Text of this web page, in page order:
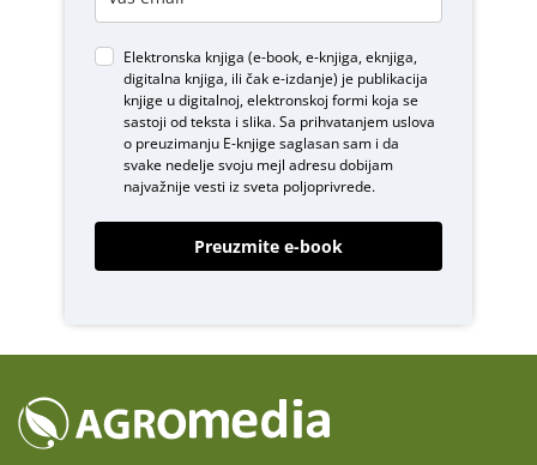
Elektronska knjiga (e-book, e-knjiga, eknjiga,
digitalna knjiga, ili čak e-izdanje) je publikacija
knjige u digitalnoj, elektronskoj formi koja se
sastoji od teksta i slika. Sa prihvatanjem uslova
o preuzimanju E-knjigesaglasan sam i da
svake nedelje svoju mejl adresu dobijam
najvažnije vesti iz sveta poljoprivrede.
Preuzmite e-book